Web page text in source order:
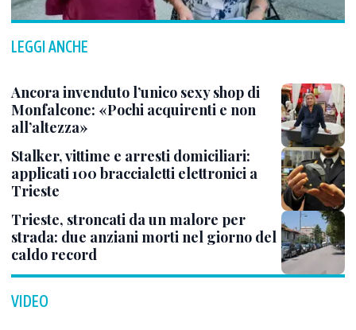
LEGGI ANCHE
Ancora invenduto l’unico sexy shop di
Monfalcone: «Pochi acquirenti e non
all’altezza»
Stalker, vittime e arresti domiciliari:
applicati 100 braccialetti elettronici a
Trieste
Trieste, stroncati da un malore per
strada: due anziani morti nel giorno del
caldo record
VIDEO